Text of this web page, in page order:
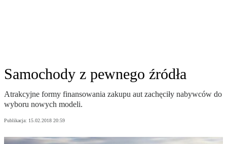
Samochody z pewnego źródła
Atrakcyjne formy finansowania zakupu aut zachęciły nabywców do
wyboru nowych modeli.
Publikacja: 15.02.2018 20:59